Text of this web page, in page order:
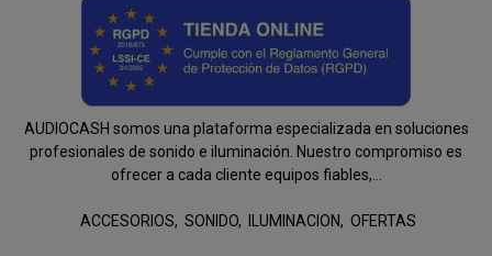
AUDIOCASH somos una plataforma especializada en soluciones
profesionales de sonido e iluminación. Nuestro compromiso es
ofrecer a cada cliente equipos fiables,...
ACCESORIOS SONIDO ILUMINACION OFERTAS